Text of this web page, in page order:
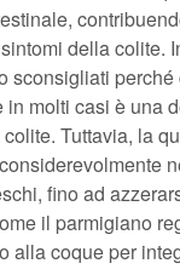
della colite.
sconsigliati perché
in molti casi è una
Tuttavia, la
fino ad
il parmigiano
alla coque per